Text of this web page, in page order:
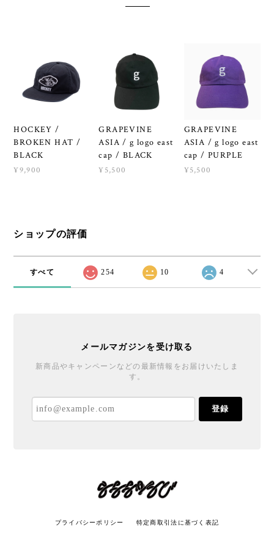
HOCKEY /
BROKEN HAT /
BLACK
¥9,900
GRAPEVINE
ASIA / g logo east
cap / BLACK
¥5,500
GRAPEVINE
ASIA / g logo east
cap / PURPLE
¥5,500
ショップの評価
すべて 254 10 4
メールマガジンを受け取る
新商品やキャンペーンなどの最新情報をお届けいたしま
す。
登録
プライバシーポリシー 特定商取引法に基づく表記